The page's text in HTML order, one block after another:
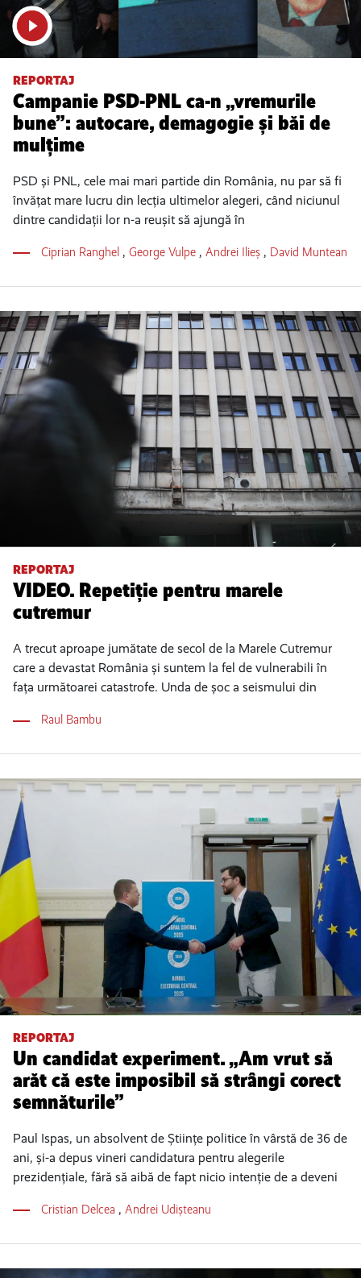
REPORTAJ
Campanie PSD-PNL ca-n „vremurile
bune”: autocare, demagogie și băi de
mulțime
PSD și PNL, cele mai mari partide din România, nu par să fi
învățat mare lucru din lecția ultimelor alegeri, când niciunul
dintre candidații lor n-a reușit să ajungă în
Ciprian Ranghel , George Vulpe , Andrei Ilieș , David Muntean
REPORTAJ
VIDEO. Repetiție pentru marele
cutremur
A trecut aproape jumătate de secol de la Marele Cutremur
care a devastat România și suntem la fel de vulnerabili în
fața următoarei catastrofe. Unda de șoc a seismului din
Raul Bambu
REPORTAJ
Un candidat experiment. „Am vrut să
arăt că este imposibil să strângi corect
semnăturile”
Paul Ispas, un absolvent de Științe politice în vârstă de 36 de
ani, și-a depus vineri candidatura pentru alegerile
prezidențiale, fără să aibă de fapt nicio intenție de a deveni
Cristian Delcea , Andrei Udișteanu